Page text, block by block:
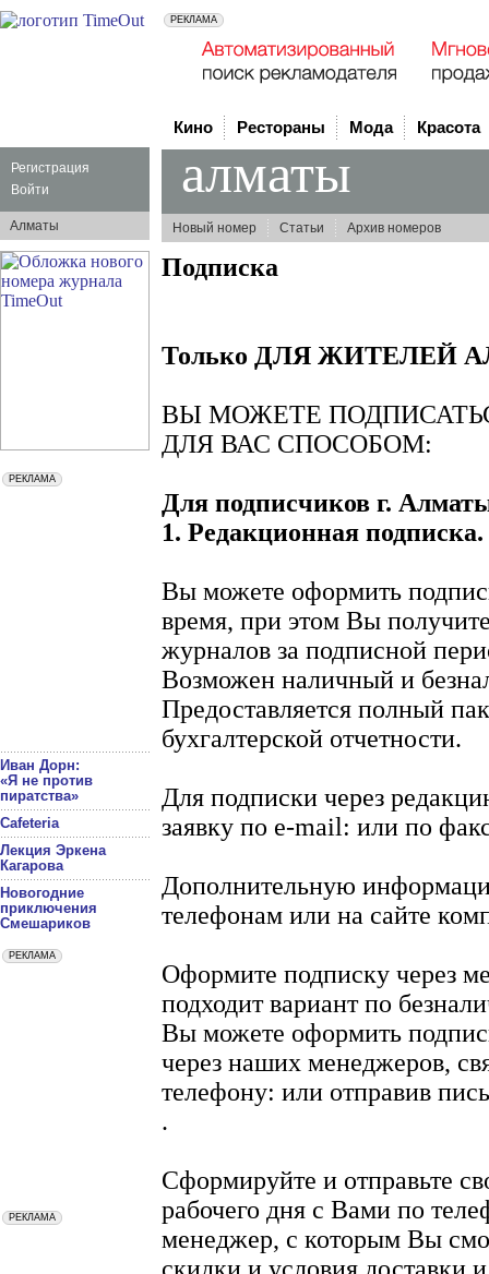
Регистрация
Войти
Алматы
Иван Дорн:
«Я не против
пиратства»
Cafeteria
Лекция Эркена
Кагарова
Новогодние
приключения
Смешариков
Кино Рестораны Мода Красота
алматы
Новый номер Статьи Архив номеров
Подписка
Только ДЛЯ ЖИТЕЛЕЙ
ВЫ МОЖЕТЕ
ДЛЯ ВАС СПОСОБОМ:
Для подписчиков г.
1. Редакционная подписка.
Вы можете оформить
время, при этом Вы
журналов за подписной
Возможен наличный и
Предоставляется полный
бухгалтерской отчетности.
Для подписки через
заявку по e-mail: или по
Дополнительную
телефонам или на сайте
Оформите подписку через
подходит вариант по
Вы можете оформить
через наших менеджеров,
телефону: или отправив
.
Сформируйте и отправьте
рабочего дня с Вами по
менеджер, с которым Вы